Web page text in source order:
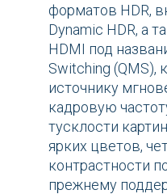
форматов HDR,
Dynamic HDR, а
HDMI под
Switching (QMS),
источнику
кадровую
тусклости
ярких цветов,
контрастности
прежнему